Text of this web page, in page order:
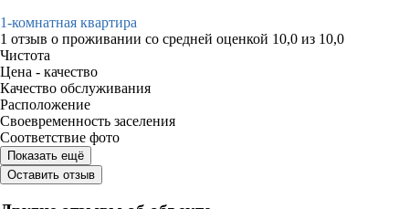
1-комнатная квартира
1 отзыв о проживании со средней оценкой 10,0 из 10,0
Чистота
Цена - качество
Качество обслуживания
Расположение
Своевременность заселения
Соответствие фото
Показать ещё
Оставить отзыв